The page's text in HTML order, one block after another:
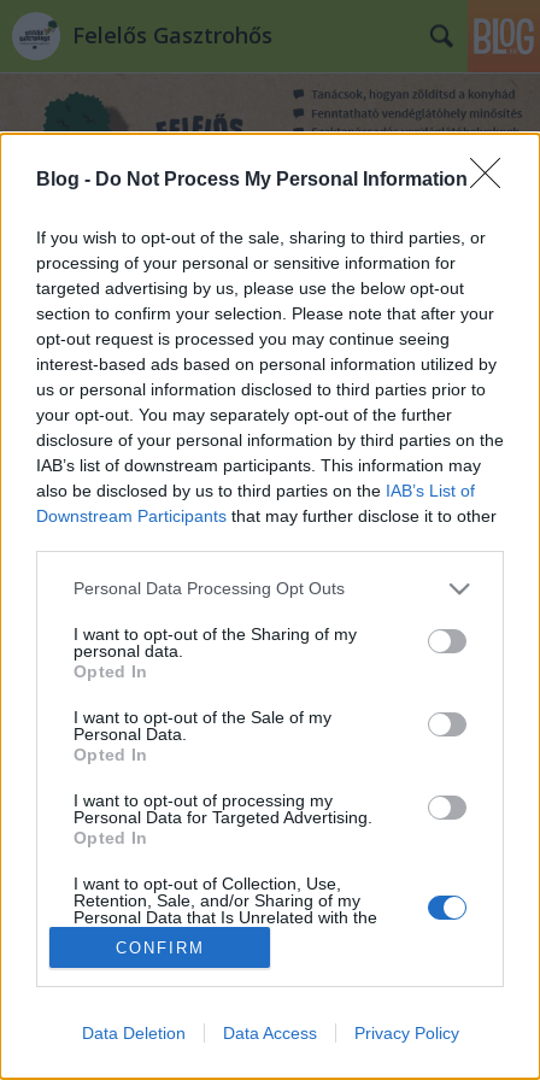
Blog - Do Not Process My Personal Information
If you wish to opt-out of the sale, sharing to third parties, or
processing of your personal or sensitive information for
targeted advertising by us, please use the below opt-out
section to confirm your selection. Please note that after your
opt-out request is processed you may continue seeing
interest-based ads based on personal information utilized by
us or personal information disclosed to third parties prior to
your opt-out. You may separately opt-out of the further
disclosure of your personal information by third parties on the
IAB’s list of downstream participants. This information may
also be disclosed by us to third parties on the IAB’s List of
Downstream Participants that may further disclose it to other
Please note that this website/app uses one or more Google
not limited to your visit or usage behaviour. You may click to
grant or deny consent to Google and its third-party tags to
use your data for below specified purposes in below Google
consent section.
Personal Data Processing Opt Outs
I want to opt-out of the Sharing of my
personal data.
Opted In
I want to opt-out of the Sale of my
Personal Data.
Opted In
I want to opt-out of processing my
Personal Data for Targeted Advertising.
Opted In
I want to opt-out of Collection, Use,
Retention, Sale, and/or Sharing of my
Personal Data that Is Unrelated with the
Purposes for which it was collected.
Opted Out
I want to allow Google to enable storage
related to advertising like cookies on web or
CONFIRM
Data Deletion Data Access Privacy Policy
Felelős Gasztrohős
Címkék»Cserpes
Cserpes Úr kérem!
Felelős Gasztrohős •2015. április 10.
Még egyetemista voltam, amikor felfigyeltem egy
közeli pékségben egy-két érdekesebbnek tűnő
tejtermékre. Aztán a Cserpes joghurtok szinte
észrevétlenül váltak egy-egy nehéz nap levezető
A Cserpes tejhatalma
Felelős Gasztrohős
Bár már hónapokkal ezelőtt megnyílt, kicsit
ódzkodtam a Cserpes Tejivó kipróbálásától. Először
adó alternatív magazin/blog, de még az origo és a
Heti Válasz is szentelt már nekik egy-egy oldalt, és